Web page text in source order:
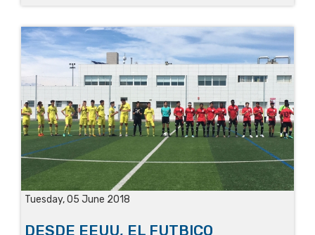
Tuesday, 05 June 2018
DESDE EEUU, EL FUTBICO